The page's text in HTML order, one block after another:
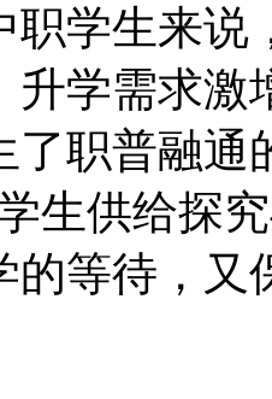
生来说
升学需求激
了职普融
生供给探
的等待，又